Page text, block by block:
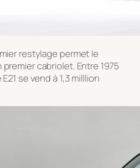
restylage permet le
premier cabriolet. Entre 1975
se vend à 1,3 milllion